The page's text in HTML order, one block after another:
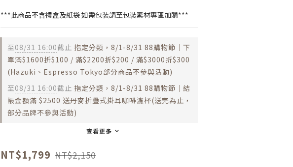
***此商品不含禮盒及紙袋 如需包裝請至包裝素材專區加購***
至08/31 16:00截止 指定分類，8/1-8/31 88購物節｜下
單滿$1600折$100 / 滿$2200折$200 / 滿$3000折$300
(Hazuki、Espresso Tokyo部分商品不參與活動)
至08/31 16:00截止 指定分類，8/1-8/31 88購物節｜結
帳金額滿 $2500 送丹麥折疊式掛耳咖啡濾杯(送完為止，
部分品牌不參與活動)
查看更多
NT$1,799 NT$2,150